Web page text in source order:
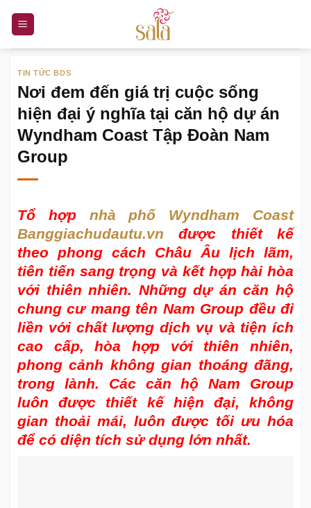
nội
TIN TỨC BDS
Nơi đem đến giá trị cuộc sống
hiện đại ý nghĩa tại căn hộ dự án
Wyndham Coast Tập Đoàn Nam
Group
Tổ hợp nhà phố Wyndham Coast
Banggiachudautu.vn được thiết kế
theo phong cách Châu Âu lịch lãm,
tiên tiến sang trọng và kết hợp hài hòa
với thiên nhiên. Những dự án căn hộ
chung cư mang tên Nam Group đều đi
liền với chất lượng dịch vụ và tiện ích
cao cấp, hòa hợp với thiên nhiên,
phong cảnh không gian thoáng đãng,
trong lành. Các căn hộ Nam Group
luôn được thiết kế hiện đại, không
gian thoải mái, luôn được tối ưu hóa
để có diện tích sử dụng lớn nhất.